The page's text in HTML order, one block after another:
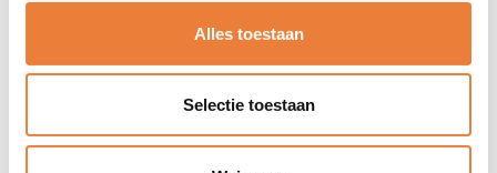
Alles toestaan
Selectie toestaan